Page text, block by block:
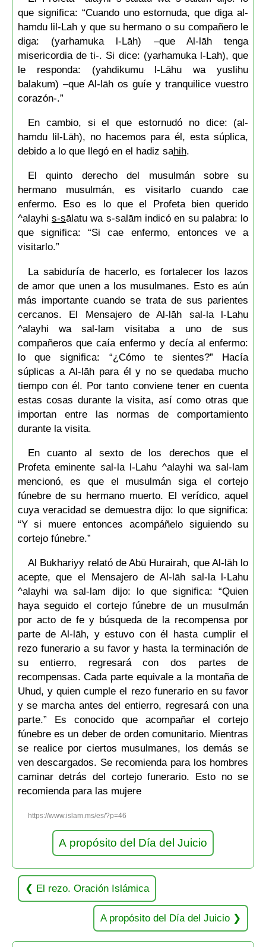
que significa: “Cuando uno estornuda, que diga al-
hamdu lil-Lah y que su hermano o su compañero le
diga: (yarhamuka l-Lāh) –que Al-lāh tenga
misericordia de ti-. Si dice: (yarhamuka l-Lah), que
le responda: (yahdikumu l-Lāhu wa yuslihu
balakum) –que Al-lāh os guíe y tranquilice vuestro
corazón-.”
En cambio, si el que estornudó no dice: (al-
hamdu lil-Lāh), no hacemos para él, esta súplica,
debido a lo que llegó en el hadiz sahih.
El quinto derecho del musulmán sobre su
hermano musulmán, es visitarlo cuando cae
enfermo. Eso es lo que el Profeta bien querido
^alayhi s-sālatu wa s-salām indicó en su palabra: lo
que significa: “Si cae enfermo, entonces ve a
visitarlo.”
La sabiduría de hacerlo, es fortalecer los lazos
de amor que unen a los musulmanes. Esto es aún
más importante cuando se trata de sus parientes
cercanos. El Mensajero de Al-lāh sal-la l-Lahu
^alayhi wa sal-lam visitaba a uno de sus
compañeros que caía enfermo y decía al enfermo:
lo que significa: “¿Cómo te sientes?” Hacía
súplicas a Al-lāh para él y no se quedaba mucho
tiempo con él. Por tanto conviene tener en cuenta
estas cosas durante la visita, así como otras que
importan entre las normas de comportamiento
durante la visita.
En cuanto al sexto de los derechos que el
Profeta eminente sal-la l-Lahu ^alayhi wa sal-lam
mencionó, es que el musulmán siga el cortejo
fúnebre de su hermano muerto. El verídico, aquel
cuya veracidad se demuestra dijo: lo que significa:
“Y si muere entonces acompáñelo siguiendo su
cortejo fúnebre.”
Al Bukhariyy relató de Abū Hurairah, que Al-lāh lo
acepte, que el Mensajero de Al-lāh sal-la l-Lahu
^alayhi wa sal-lam dijo: lo que significa: “Quien
haya seguido el cortejo fúnebre de un musulmán
por acto de fe y búsqueda de la recompensa por
parte de Al-lāh, y estuvo con él hasta cumplir el
rezo funerario a su favor y hasta la terminación de
su entierro, regresará con dos partes de
recompensas. Cada parte equivale a la montaña de
Uhud, y quien cumple el rezo funerario en su favor
y se marcha antes del entierro, regresará con una
parte.” Es conocido que acompañar el cortejo
fúnebre es un deber de orden comunitario. Mientras
se realice por ciertos musulmanes, los demás se
ven descargados. Se recomienda para los hombres
caminar detrás del cortejo funerario. Esto no se
recomienda para las mujere
https://www.islam.ms/es/?p=46
A propósito del Día del Juicio
El rezo. Oración Islámica
A propósito del Día del Juicio